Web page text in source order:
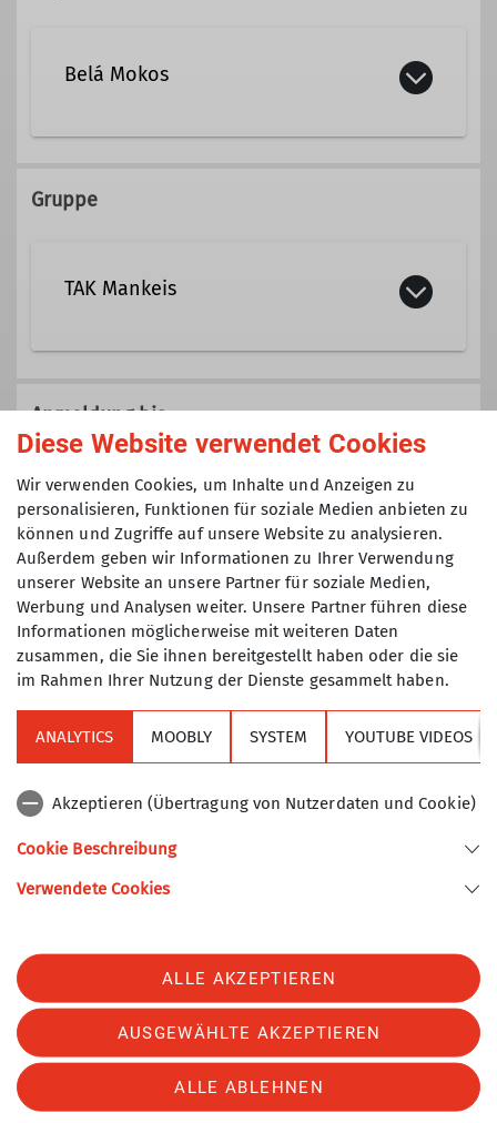
Belá Mokos
Ämter
Gruppe
TAK Mankeis
Mankeis vor. Die Gruppe ist für Kinder
und Jugendliche zwischen 8 - 14
Jahren
Details
Anmeldung bis
Maximale Teilnehmeranzahl
15
Alpenverein
Sektion Turner-Alpenkränzchen des Deutschen Alpenvereins e.V.
Telefon +49894485357
Datenschutz-Einstellungen
Datenschutz
Impressum
erklaerung-zur-barrierefreiheit
Diese Website verwendet Cookies
Wir verwenden Cookies, um Inhalte und Anzeigen zu
personalisieren, Funktionen für soziale Medien anbieten zu
können und Zugriffe auf unsere Website zu analysieren.
Außerdem geben wir Informationen zu Ihrer Verwendung
unserer Website an unsere Partner für soziale Medien,
Werbung und Analysen weiter. Unsere Partner führen diese
Informationen möglicherweise mit weiteren Daten
zusammen, die Sie ihnen bereitgestellt haben oder die sie
im Rahmen Ihrer Nutzung der Dienste gesammelt haben.
ANALYTICS MOOBLY SYSTEM YOUTUBE VIDEOS
Akzeptieren (Übertragung von Nutzerdaten und Cookie)
Cookie Beschreibung
Verwendete Cookies
ALLE AKZEPTIEREN
AUSGEWÄHLTE AKZEPTIEREN
ALLE ABLEHNEN